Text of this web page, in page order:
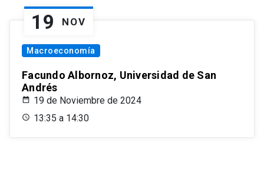
19 NOV
Macroeconomía
Facundo Albornoz, Universidad de San
Andrés
19 de Noviembre de 2024
13:35 a 14:30